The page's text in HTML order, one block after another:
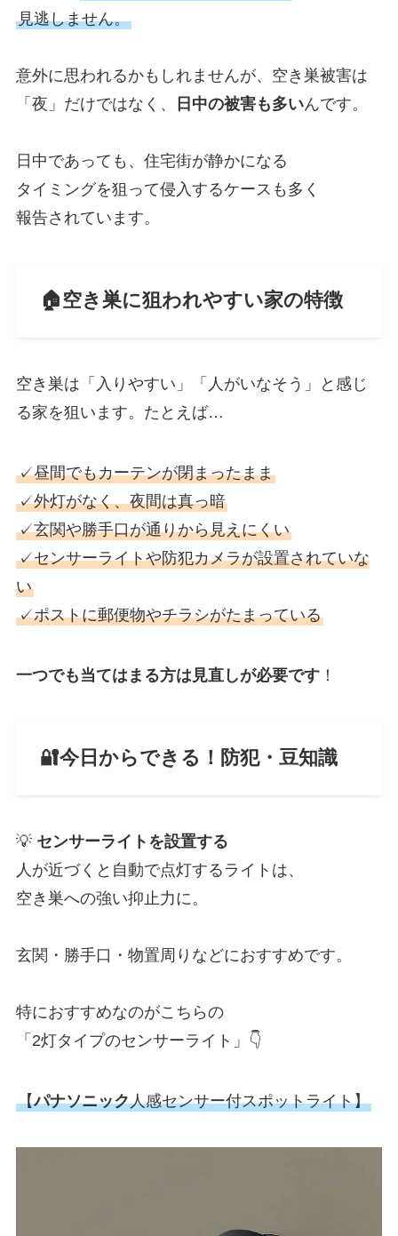
見逃しません。
意外に思われるかもしれませんが、空き巣被害は
「夜」だけではなく、
日中の被害も多いんです。
日中であっても、住宅街が静かになる
タイミングを狙って侵入するケースも多く
報告されています。
🏠空き巣に狙われやすい家の特徴
空き巣は「入りやすい」「人がいなそう」と感じ
る家を狙います。たとえば…
✓昼間でもカーテンが閉まったまま
✓外灯がなく、夜間は真っ暗
✓玄関や勝手口が通りから見えにくい
✓センサーライトや防犯カメラが設置されていな
い
✓ポストに郵便物やチラシがたまっている
一つでも当てはまる方は見直しが必要です！
🔐今日からできる！防犯・豆知識
💡 センサーライトを設置する
人が近づくと自動で点灯するライトは、
空き巣への強い抑止力に。
玄関・勝手口・物置周りなどにおすすめです。
特におすすめなのがこちらの
「2灯タイプのセンサーライト」👇
【パナソニック人感センサー付スポットライト】